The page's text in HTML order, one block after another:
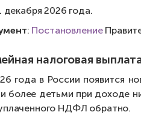
декабря 2026 года.
: Постановление
налоговая
года в России появится
более детьми при доходе
НДФЛ обратно.